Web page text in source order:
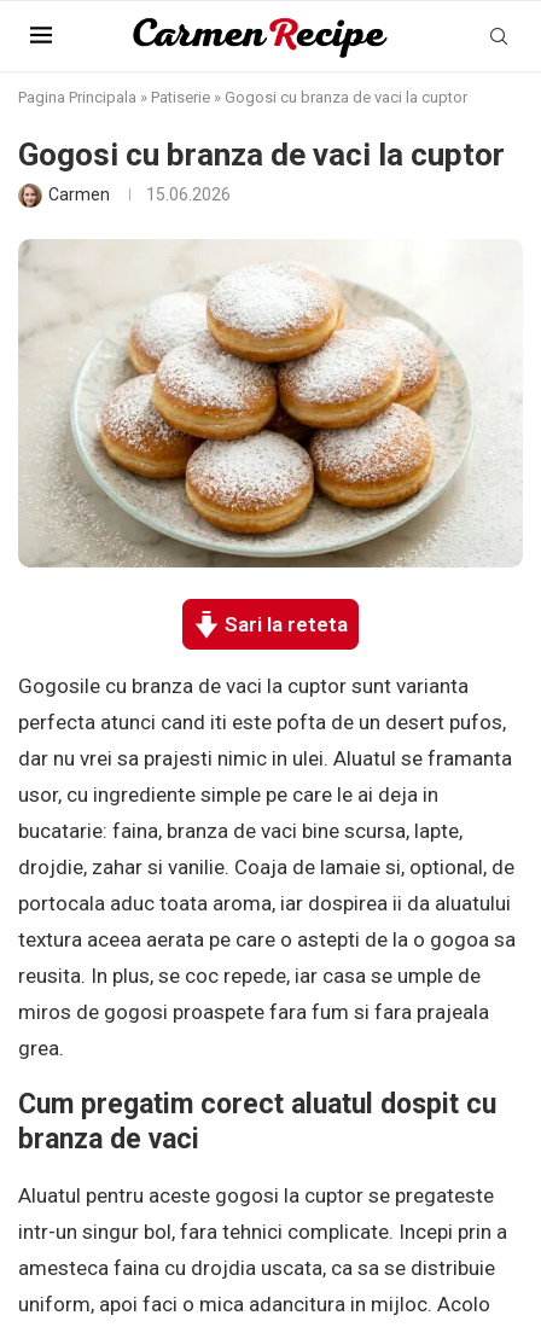
Pagina Principala » Patiserie » Gogosi cu branza de vaci la cuptor
Gogosi cu branza de vaci la cuptor
Carmen 15.06.2026
Sari la reteta
Gogosile cu branza de vaci la cuptor sunt varianta
perfecta atunci cand iti este pofta de un desert pufos,
dar nu vrei sa prajesti nimic in ulei. Aluatul se framanta
usor, cu ingrediente simple pe care le ai deja in
bucatarie: faina, branza de vaci bine scursa, lapte,
drojdie, zahar si vanilie. Coaja de lamaie si, optional, de
portocala aduc toata aroma, iar dospirea ii da aluatului
textura aceea aerata pe care o astepti de la o gogoa sa
reusita. In plus, se coc repede, iar casa se umple de
miros de gogosi proaspete fara fum si fara prajeala
grea.
Cum pregatim corect aluatul dospit cu
branza de vaci
Aluatul pentru aceste gogosi la cuptor se pregateste
intr-un singur bol, fara tehnici complicate. Incepi prin a
amesteca faina cu drojdia uscata, ca sa se distribuie
uniform, apoi faci o mica adancitura in mijloc. Acolo